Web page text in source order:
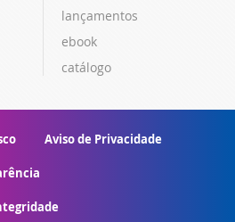
lançamentos
ebook
catálogo
Aviso de Privacidade